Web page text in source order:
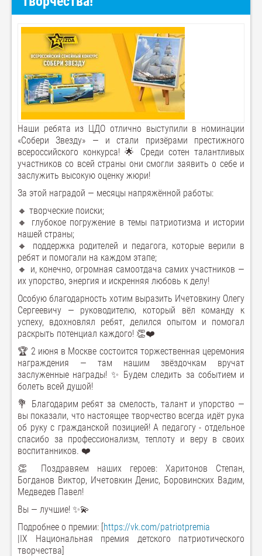
Наши ребята из ЦДО отлично выступили в номинации
«Собери Звезду» — и стали призёрами престижного
всероссийского конкурса! 🌟 Среди сотен талантливых
участников со всей страны они смогли заявить о себе и
заслужить высокую оценку жюри!
За этой наградой — месяцы напряжённой работы:
🔸 творческие поиски;
🔸 глубокое погружение в темы патриотизма и истории
нашей страны;
🔸 поддержка родителей и педагога, которые верили в
ребят и помогали на каждом этапе;
🔸 и, конечно, огромная самоотдача самих участников —
их упорство, энергия и искренняя любовь к делу!
Особую благодарность хотим выразить Ичетовкину Олегу
Сергеевичу — руководителю, который вёл команду к
успеху, вдохновлял ребят, делился опытом и помогал
раскрыть потенциал каждого! 👏❤️
🏆 2 июня в Москве состоится торжественная церемония
награждения — там нашим звёздочкам вручат
заслуженные награды! ✨ Будем следить за событием и
болеть всей душой!
💐 Благодарим ребят за смелость, талант и упорство —
вы показали, что настоящее творчество всегда идёт рука
об руку с гражданской позицией! А педагогу - отдельное
спасибо за профессионализм, теплоту и веру в своих
воспитанников. ❤️
👏 Поздравяем наших героев: Харитонов Степан,
Богданов Виктор, Ичетовкин Денис, Боровинских Вадим,
Медведев Павел!
Вы — лучшие! ✨💫
Подробнее о премии: [https://vk.com/patriotpremia
|IX Национальная премия детского патриотического
творчества]